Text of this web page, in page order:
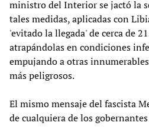
ministro del Interior se jactó la
tales medidas, aplicadas con
'evitado la llegada' de cerca de
atrapándolas en condiciones
empujando a otras
más peligrosos.
El mismo mensaje del fascista
de cualquiera de los